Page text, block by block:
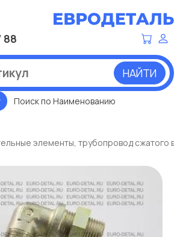
88
НАЙТИ
Поиск по Наименованию
элементы, трубопровод сжатого